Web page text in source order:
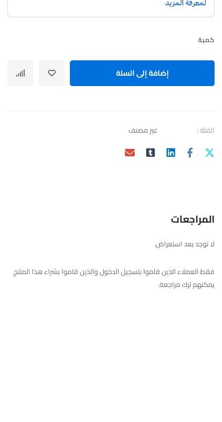
كمية
إضافة إلى السلة
الفئة : غير مصنف
المراجعات
لا توجد بعد استعراض.
فقط العملاء الذين قاموا بتسجيل الدخول والذين قاموا بشراء هذا المنتج
يمكنهم ترك مراجعة.